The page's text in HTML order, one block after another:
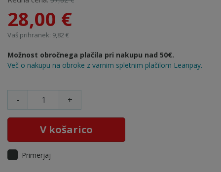
28,00 €
Vaš prihranek: 9,82 €
Možnost obročnega plačila pri nakupu nad 50€.
Več o nakupu na obroke z varnim spletnim plačilom Leanpay.
- +
V košarico
Primerjaj